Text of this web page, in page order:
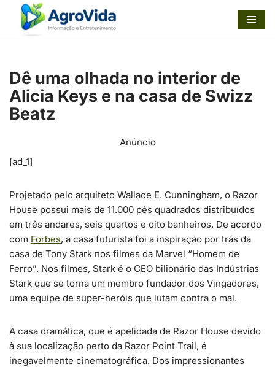
Pular
conteúdo
Dê uma olhada no interior de
Alicia Keys e na casa de Swizz
Beatz
Anúncio
[ad_1]
Projetado pelo arquiteto Wallace E. Cunningham, o Razor
House possui mais de 11.000 pés quadrados distribuídos
em três andares, seis quartos e oito banheiros. De acordo
com Forbes, a casa futurista foi a inspiração por trás da
casa de Tony Stark nos filmes da Marvel “Homem de
Ferro”. Nos filmes, Stark é o CEO bilionário das Indústrias
Stark que se torna um membro fundador dos Vingadores,
uma equipe de super-heróis que lutam contra o mal.
A casa dramática, que é apelidada de Razor House devido
à sua localização perto da Razor Point Trail, é
inegavelmente cinematográfica. Dos impressionantes